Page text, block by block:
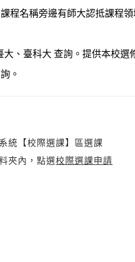
程名稱旁邊有師大認抵課程
、臺科大 查詢。提供本校選
。
統【校際選課】區選課
夾內，點選校際選課申請